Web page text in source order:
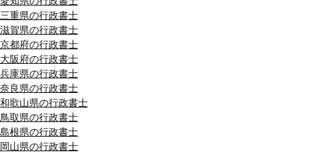
三重県の行政書士
滋賀県の行政書士
京都府の行政書士
大阪府の行政書士
兵庫県の行政書士
奈良県の行政書士
和歌山県の行政書士
鳥取県の行政書士
島根県の行政書士
岡山県の行政書士